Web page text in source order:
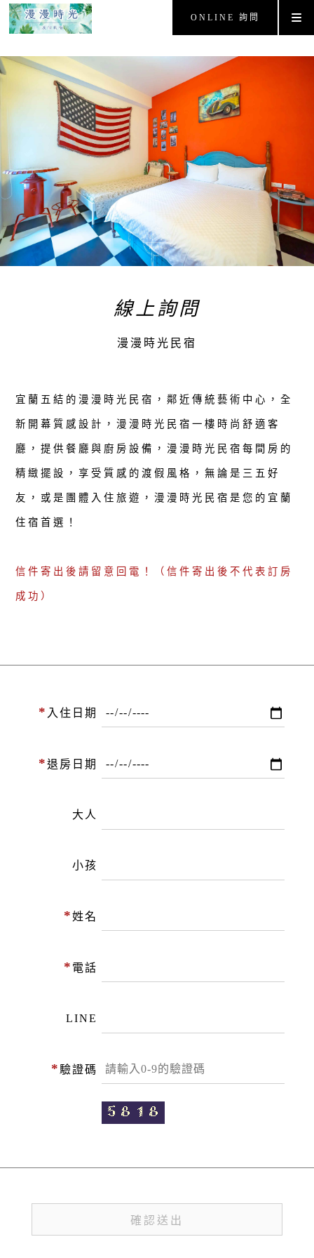
ONLINE 詢問
線上詢問
漫漫時光民宿
宜蘭五結的漫漫時光民宿，鄰近傳統藝術中心，全
新開幕質感設計，漫漫時光民宿一樓時尚舒適客
廳，提供餐廳與廚房設備，漫漫時光民宿每間房的
精緻擺設，享受質感的渡假風格，無論是三五好
友，或是團體入住旅遊，漫漫時光民宿是您的宜蘭
住宿首選！
信件寄出後請留意回電！（信件寄出後不代表訂房
成功）
* 入住日期
*退房日期
大人
小孩
*姓名
* 電話
LINE
* 驗證碼